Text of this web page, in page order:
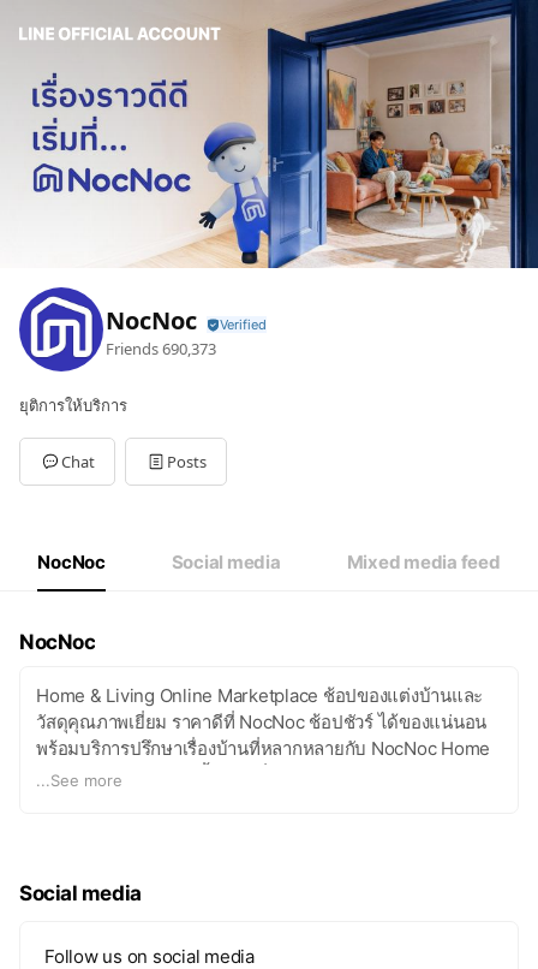
NocNoc
Friends690,373
ยุติการให้บริการ
Chat Posts
NocNoc Social media Mixed media feed
NocNoc
Home & Living Online Marketplace ช้อปของแต่งบ้านและ
วัสดุคุณภาพเยี่ยม ราคาดีที่ NocNoc ช้อปชัวร์ ได้ของแน่นอน
พร้อมบริการปรึกษาเรื่องบ้านที่หลากหลายกับ NocNoc Home
Solution ครบครันทุกขั้นตอนเรื่องบ้าน!
...See more
Social media
Follow us on social media